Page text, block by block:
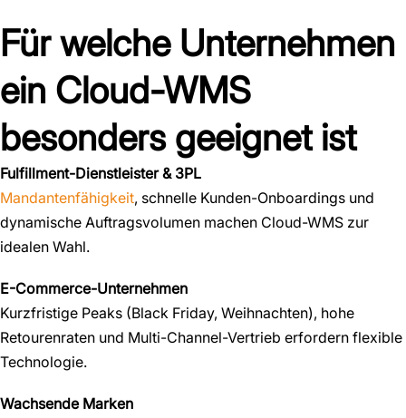
Für welche Unternehmen
ein Cloud-WMS
besonders geeignet ist
Fulfillment-Dienstleister & 3PL
Mandantenfähigkeit, schnelle Kunden-Onboardings und
dynamische Auftragsvolumen machen Cloud-WMS zur
idealen Wahl.
E-Commerce-Unternehmen
Kurzfristige Peaks (Black Friday, Weihnachten), hohe
Retourenraten und Multi-Channel-Vertrieb erfordern flexible
Technologie.
Wachsende Marken